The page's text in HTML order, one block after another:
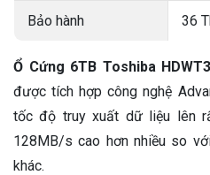
Bảo hành 36
Ổ Cứng 6TB Toshiba
được tích hợp công nghệ
tốc độ truy xuất dữ liệu lên
128MB/s cao hơn nhiều so
khác.